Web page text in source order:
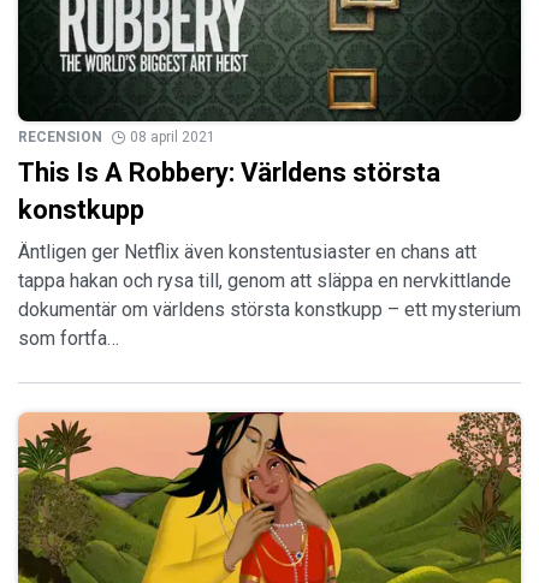
RECENSION 08 april 2021
This Is A Robbery: Världens största
konstkupp
Äntligen ger Netflix även konstentusiaster en chans att
tappa hakan och rysa till, genom att släppa en nervkittlande
dokumentär om världens största konstkupp – ett mysterium
som fortfa…